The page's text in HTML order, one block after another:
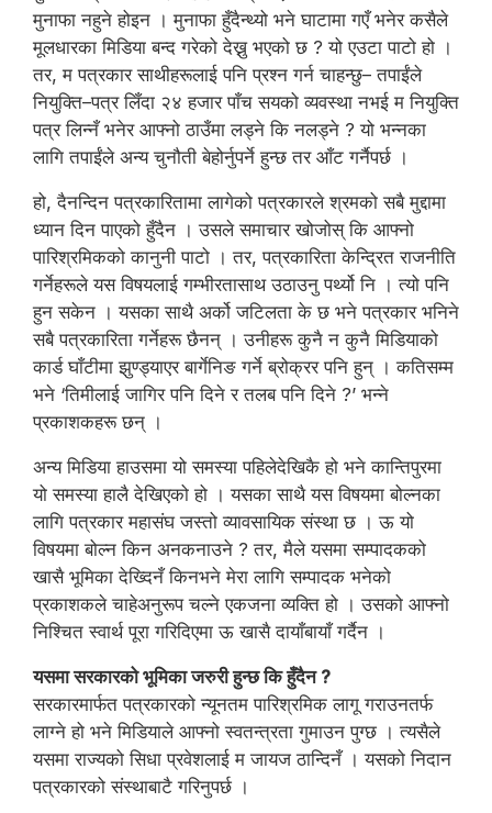
मुनाफा नहुने होइन । मुनाफा हुँदैन्थ्यो भने घाटामा गएँ भनेर कसैले
मूलधारका मिडिया बन्द गरेको देख्नु भएको छ ? यो एउटा पाटो हो ।
तर, म पत्रकार साथीहरूलाई पनि प्रश्न गर्न चाहन्छु– तपाईंले
नियुक्ति–पत्र लिँदा २४ हजार पाँच सयको व्यवस्था नभई म नियुक्ति
पत्र लिन्नँ भनेर आफ्नो ठाउँमा लड्ने कि नलड्ने ? यो भन्नका
लागि तपाईंले अन्य चुनौती बेहोर्नुपर्ने हुन्छ तर आँट गर्नैपर्छ ।
हो, दैनन्दिन पत्रकारितामा लागेको पत्रकारले श्रमको सबै मुद्दामा
ध्यान दिन पाएको हुँदैन । उसले समाचार खोजोस् कि आफ्नो
पारिश्रमिकको कानुनी पाटो । तर, पत्रकारिता केन्द्रित राजनीति
गर्नेहरूले यस विषयलाई गम्भीरतासाथ उठाउनु पर्थ्यो नि । त्यो पनि
हुन सकेन । यसका साथै अर्को जटिलता के छ भने पत्रकार भनिने
सबै पत्रकारिता गर्नेहरू छैनन् । उनीहरू कुनै न कुनै मिडियाको
कार्ड घाँटीमा झुण्ड्याएर बार्गेनिङ गर्ने ब्रोक्रर पनि हुन् । कतिसम्म
भने ‘तिमीलाई जागिर पनि दिने र तलब पनि दिने ?’ भन्ने
प्रकाशकहरू छन् ।
अन्य मिडिया हाउसमा यो समस्या पहिलेदेखिकै हो भने कान्तिपुरमा
यो समस्या हालै देखिएको हो । यसका साथै यस विषयमा बोल्नका
लागि पत्रकार महासंघ जस्तो व्यावसायिक संस्था छ । ऊ यो
विषयमा बोल्न किन अनकनाउने ? तर, मैले यसमा सम्पादकको
खासै भूमिका देख्दिनँ किनभने मेरा लागि सम्पादक भनेको
प्रकाशकले चाहेअनुरूप चल्ने एकजना व्यक्ति हो । उसको आफ्नो
निश्चित स्वार्थ पूरा गरिदिएमा ऊ खासै दायाँबायाँ गर्दैन ।
यसमा सरकारको भूमिका जरुरी हुन्छ कि हुँदैन ?
सरकारमार्फत पत्रकारको न्यूनतम पारिश्रमिक लागू गराउनतर्फ
लाग्ने हो भने मिडियाले आफ्नो स्वतन्त्रता गुमाउन पुग्छ । त्यसैले
यसमा राज्यको सिधा प्रवेशलाई म जायज ठान्दिनँ । यसको निदान
पत्रकारको संस्थाबाटै गरिनुपर्छ ।